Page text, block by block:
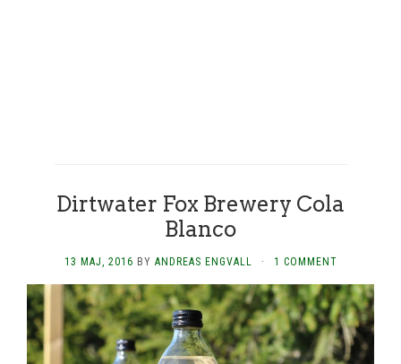
Dirtwater Fox Brewery Cola
Blanco
13 MAJ, 2016 BY ANDREAS ENGVALL · 1 COMMENT